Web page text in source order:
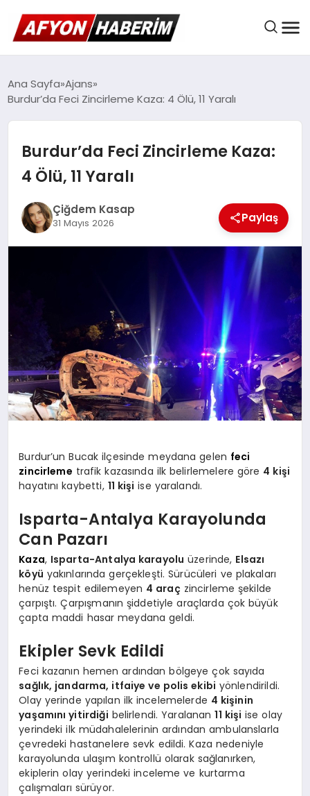
AFYON HABER
BELEDIYELER
EKONOMI
DÜNYA
MAGAZIN
TEKNOLOJI
Ana Sayfa Ajans
Burdur’da Feci Zincirleme Kaza: 4 Ölü, 11 Yaralı
Burdur’da Feci Zincirleme Kaza:
4 Ölü, 11 Yaralı
Çiğdem Kasap
31 Mayıs 2026 Paylaş
Burdur’un Bucak ilçesinde meydana gelen feci
zincirleme trafik kazasında ilk belirlemelere göre 4 kişi
hayatını kaybetti, 11 kişi ise yaralandı.
Isparta-Antalya Karayolunda
Can Pazarı
Kaza, Isparta-Antalya karayolu üzerinde, Elsazı
köyü yakınlarında gerçekleşti. Sürücüleri ve plakaları
henüz tespit edilemeyen 4 araç zincirleme şekilde
çarpıştı. Çarpışmanın şiddetiyle araçlarda çok büyük
çapta maddi hasar meydana geldi.
Ekipler Sevk Edildi
Feci kazanın hemen ardından bölgeye çok sayıda
sağlık, jandarma, itfaiye ve polis ekibi yönlendirildi.
Olay yerinde yapılan ilk incelemelerde 4 kişinin
yaşamını yitirdiği belirlendi. Yaralanan11 kişi ise olay
yerindeki ilk müdahalelerinin ardından ambulanslarla
çevredeki hastanelere sevk edildi. Kaza nedeniyle
karayolunda ulaşım kontrollü olarak sağlanırken,
ekiplerin olay yerindeki inceleme ve kurtarma
çalışmaları sürüyor.